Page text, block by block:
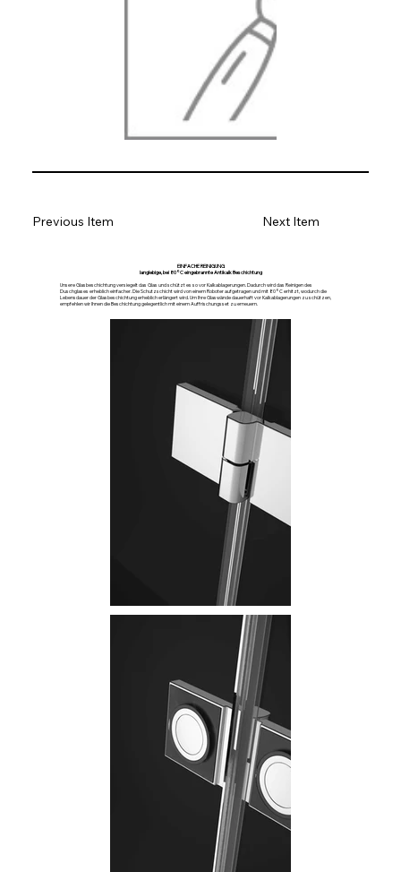
Next Item
Previous Item
EINFACHE REINIGUNG
langlebige, bei 80°C eingebrannte Antikalk Beschichtung
Unsere Glasbeschichtung versiegelt das Glas und schützt es so vor Kalkablagerungen. Dadurch wird das Reinigen des
Duschglases erheblich einfacher. Die Schutzschicht wird von einem Roboter aufgetragen und mit 80°C erhitzt, wodurch die
Lebensdauer der Glasbeschichtung erheblich erlängert wird. Um Ihre Glaswände dauerhaft vor Kalkablagerungen zu schützen,
empfehlen wir Ihnen die Beschichtung gelegentlich mit einem Auffrischungsset zu erneuern.